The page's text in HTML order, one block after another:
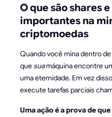
O que são shares
importantes na
criptomoedas
Quando você mina dentro
quesuamáquina encontre
uma eternidade. Em vez
execute tarefas parciais
Uma ação é a prova de